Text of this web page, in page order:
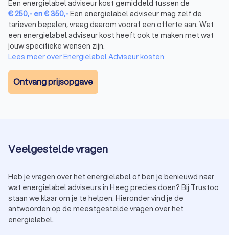
Een energielabel adviseur kost gemiddeld tussen de
€250,- en€350,-Een energielabel adviseur mag zelf de
tarieven bepalen, vraag daarom vooraf een offerte aan. Wat
een energielabel adviseur kost heeft ook te maken met wat
jouw specifieke wensen zijn.
Lees meer over Energielabel Adviseur kosten
Ontvang prijsopgave
Veelgestelde vragen
Heb je vragen over het energielabel of ben je benieuwd naar
wat energielabel adviseurs in Heeg precies doen? Bij Trustoo
staan we klaar om je te helpen. Hieronder vind je de
antwoorden op de meestgestelde vragen over het
energielabel.